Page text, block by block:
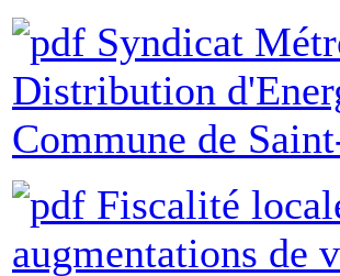
Syndicat
Distribution
Commune de
Fiscalité
augmentations de